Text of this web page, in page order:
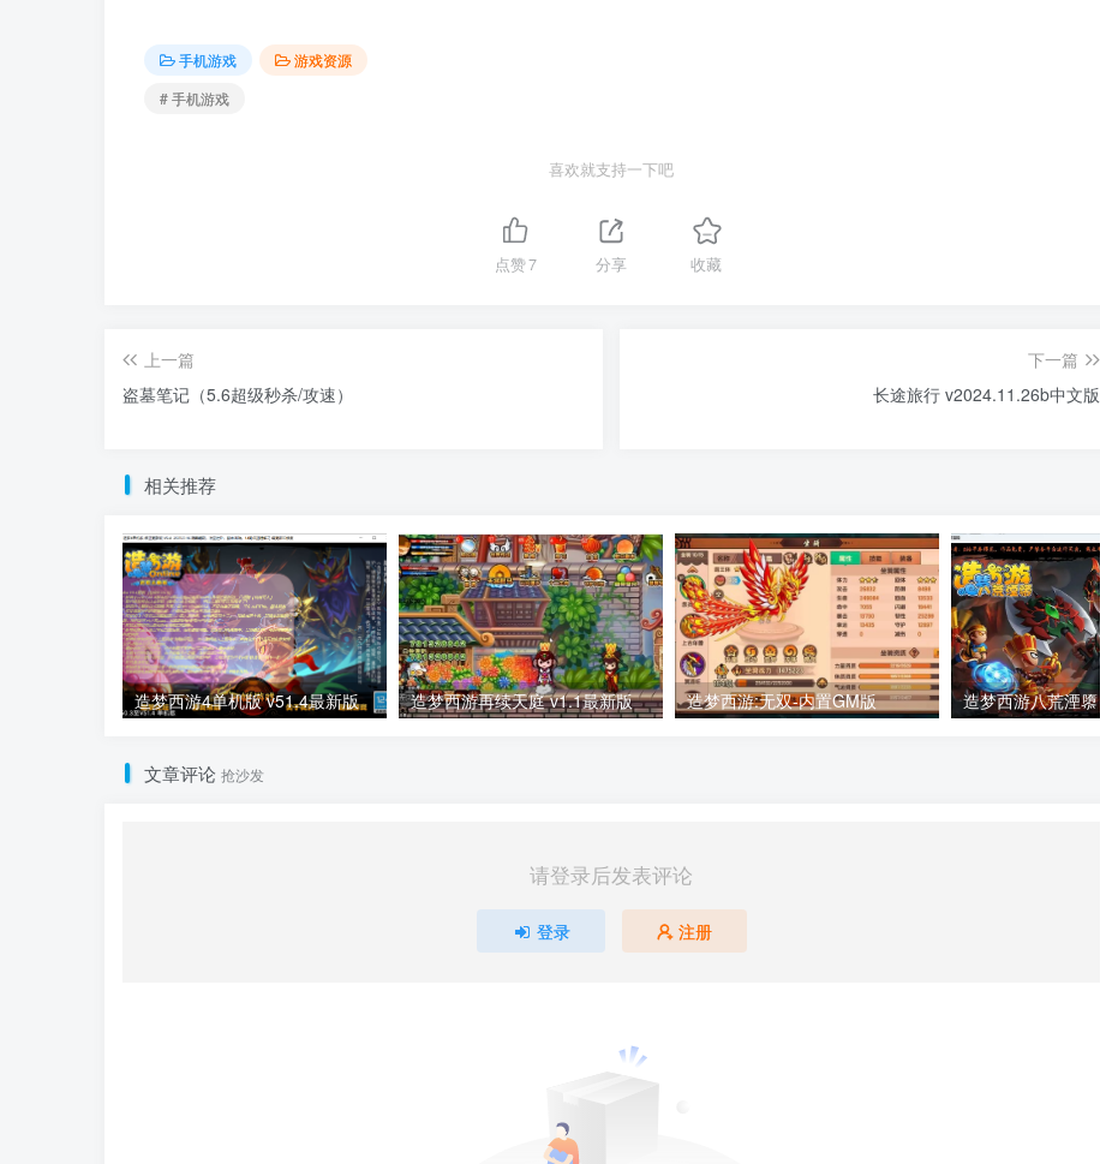
手机游戏
游戏资源
# 手机游戏
喜欢就支持一下吧
点赞7 分享 收藏
上一篇
盗墓笔记（5.6超级秒杀/攻速）
下一篇
长途旅行 v2024.11.26b中文版
相关推荐
造梦西游4单机版 v51.4最新版 造梦西游再续天庭 v1.1最新版 造梦西游:无双-内置GM版
文章评论 抢沙发
请登录后发表评论
登录 注册